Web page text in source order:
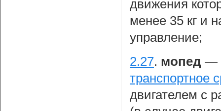
движения
менее 35 кг и
управление;
2.27. мопед —
транспортное
двигателем с